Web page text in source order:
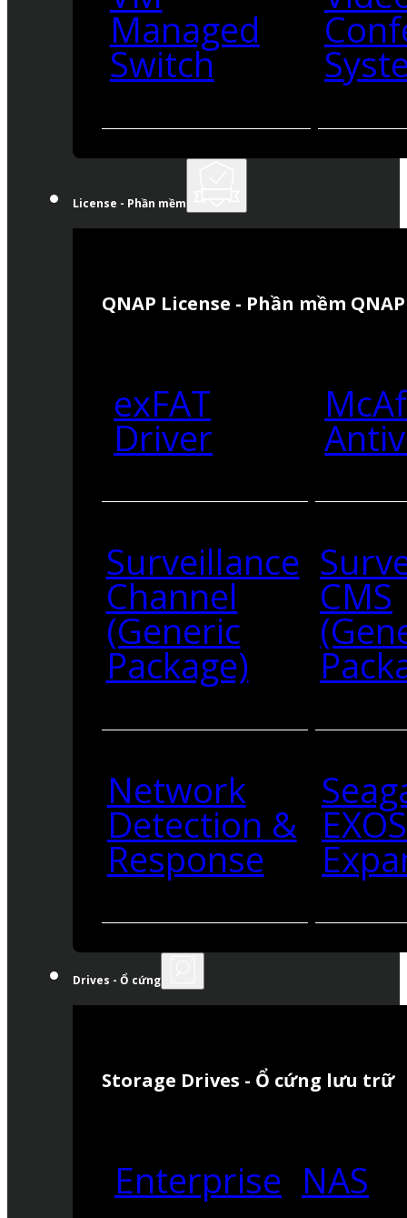
Managed
Switch
License - Phần mềm
QNAP License - Phần mềm QNAP
exFAT
Driver
Surveillance
Channel
(Generic
Package)
CMS
Network
Detection &
Response
EXOS
Drives - Ổ cứng
Storage Drives - Ổ cứng lưu trữ
Enterprise NAS